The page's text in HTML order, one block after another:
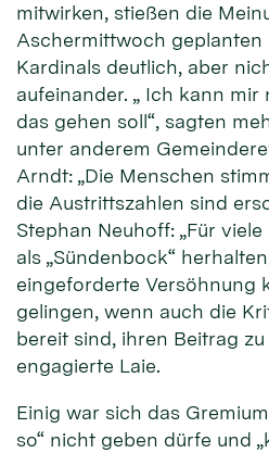
mitwirken, stießen die
Aschermittwoch geplanten
Kardinals deutlich, aber
aufeinander. „ Ich kann
das gehen soll“, sagten
unter anderem
Arndt: „Die Menschen
die Austrittszahlen sind
Stephan Neuhoff: „Für
als „Sündenbock“
eingeforderte Versöhnung
gelingen, wenn auch die
bereit sind, ihren Beitrag zu
engagierte Laie.
Einig war sich das
so“ nicht geben dürfe und